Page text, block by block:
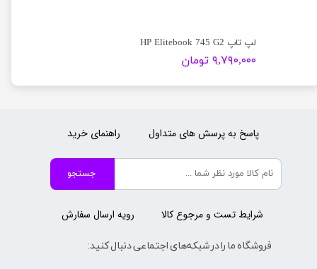
لپ تاپ HP Elitebook 745 G2
۹,۷۹۰,۰۰۰ تومان
جستجو
فروشگاه ما را در شبکه‌های اجتماعی دنبال کنید:
رویه ارسال سفارش
راهنمای خرید پاسخ به پرسش های متداول
شرایط تست و مرجوع کالا